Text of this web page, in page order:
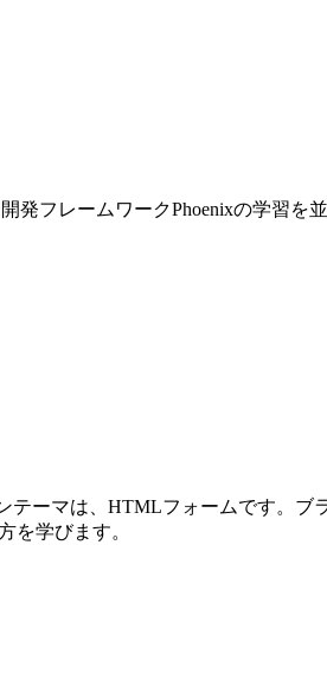
フレームワークPhoenixの学習を
テーマは、HTMLフォームです。ブ
を学びます。